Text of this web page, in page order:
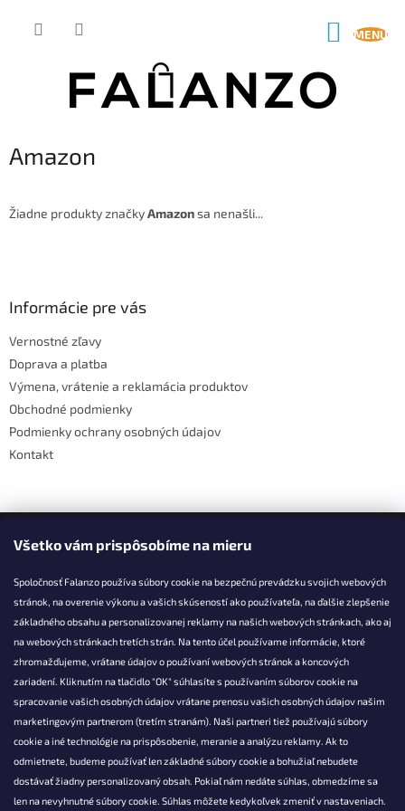
Všetko vám prispôsobíme na mieru
Spoločnosť Falanzo používa súbory cookie na bezpečnú prevádzku svojich webových
stránok, na overenie výkonu a vašich skúseností ako používateľa, na ďalšie zlepšenie
základného obsahu a personalizovanej reklamy na našich webových stránkach, ako aj
na webových stránkach tretích strán. Na tento účel používame informácie, ktoré
zhromažďujeme, vrátane údajov o používaní webových stránok a koncových
zariadení. Kliknutím na tlačidlo "OK" súhlasíte s používaním súborov cookie na
spracovanie vašich osobných údajov vrátane prenosu vašich osobných údajov našim
marketingovým partnerom (tretím stranám). Naši partneri tiež používajú súbory
cookie a iné technológie na prispôsobenie, meranie a analýzu reklamy. Ak to
odmietnete, budeme používať len základné súbory cookie a bohužiaľ nebudete
dostávať žiadny personalizovaný obsah. Pokiaľ nám nedáte súhlas, obmedzíme sa
len na nevyhnutné súbory cookie. Súhlas môžete kedykoľvek zmeniť v nastaveniach.
Amazon
Žiadne produkty značkyAmazonsa nenašli...
Informácie pre vás
Vernostné zľavy
Doprava a platba
Výmena, vrátenie a reklamácia produktov
Obchodné podmienky
Podmienky ochrany osobných údajov
Kontakt
Facebook
KONTAKT
info@falanzo.sk
Falanzo.sk
FalanzoSK